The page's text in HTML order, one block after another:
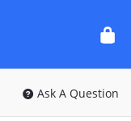
Ask A Question